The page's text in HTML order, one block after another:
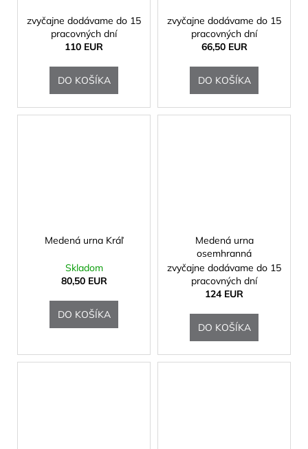
zvyčajne dodávame do 15
pracovných dní
110 EUR
DO KOŠÍKA
zvyčajne dodávame do 15
pracovných dní
66,50 EUR
DO KOŠÍKA
Medená urna Kráľ
Skladom
80,50 EUR
DO KOŠÍKA
Medená urna
osemhranná
zvyčajne dodávame do 15
pracovných dní
124 EUR
DO KOŠÍKA